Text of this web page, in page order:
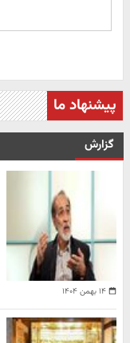
پیشنهاد ما
گزارش
۱۴ بهمن ۱۴۰۴